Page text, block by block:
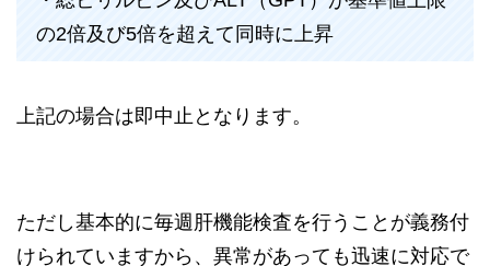
の2倍及び5倍を超えて同時に上昇
上記の場合は即中止となります。
ただし基本的に毎週肝機能検査を行うことが義務付
けられていますから、異常があっても迅速に対応で